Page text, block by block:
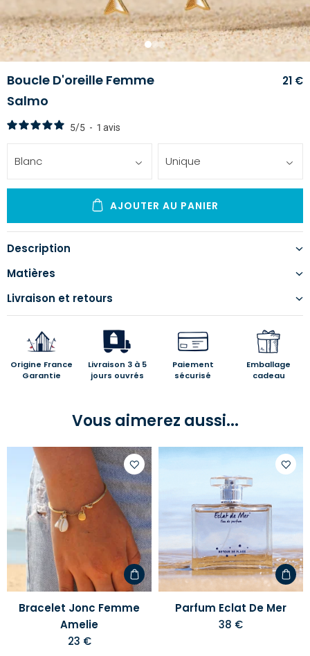
1 23
Boucle D'oreille Femme
Salmo
21 €
5/5 - 1 avis
Blanc Unique
AJOUTER AU PANIER
Description
Matières
Livraison et retours
Origine France
Garantie
Livraison 3 à 5
jours ouvrés
Paiement
sécurisé
Emballage
cadeau
Vous aimerez aussi...
Ajouter
à
votre
liste
d'envies
Bracelet Jonc Femme
Amelie
23 €
liste
Parfum Eclat De Mer
38 €